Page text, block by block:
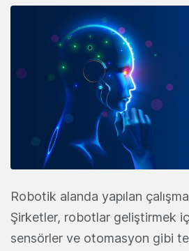
Robotik alanda yapılan
Şirketler, robotlar geliştirmek
sensörler ve otomasyon gibi